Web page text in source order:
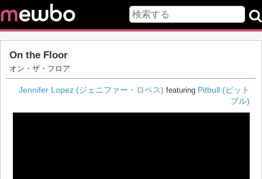
On the Floor
オン・ザ・フロア
Jennifer Lopez (ジェニファー・ロペス) featuring Pitbull (ピット
ブル)